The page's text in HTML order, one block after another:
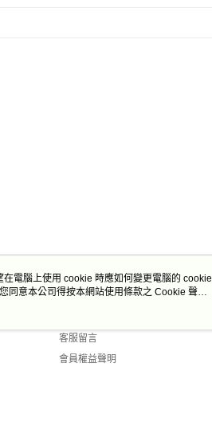
客服資訊
客服留言
會員權益聲明
電腦上使用 cookie 時應如何變更電腦的 cookie
同意本公司得按本網站使用條款之 Cookie 聲明